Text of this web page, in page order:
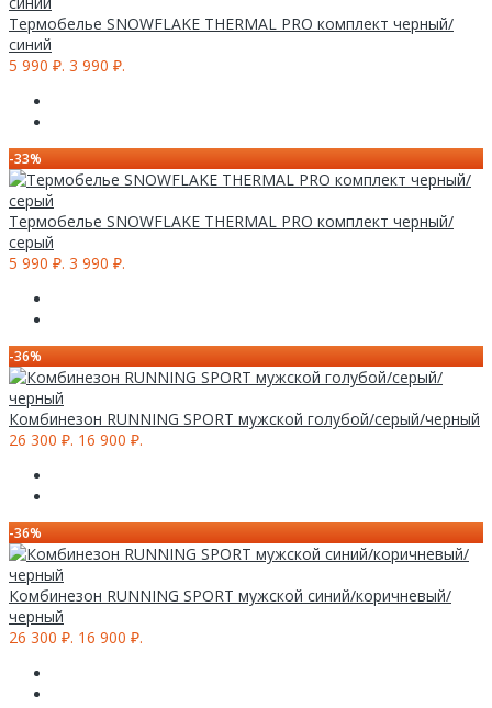
Термобелье SNOWFLAKE THERMAL PRO комплект черный/
синий
5 990 ₽. 3 990 ₽.
-33%
Термобелье SNOWFLAKE THERMAL PRO комплект черный/
серый
5 990 ₽. 3 990 ₽.
-36%
Комбинезон RUNNING SPORT мужской голубой/серый/черный
26 300 ₽. 16 900 ₽.
-36%
Комбинезон RUNNING SPORT мужской синий/коричневый/
черный
26 300 ₽. 16 900 ₽.